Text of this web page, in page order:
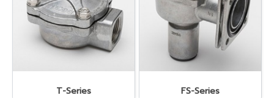
T-Series FS-Series